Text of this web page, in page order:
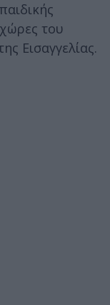
του
Εισαγγελίας.